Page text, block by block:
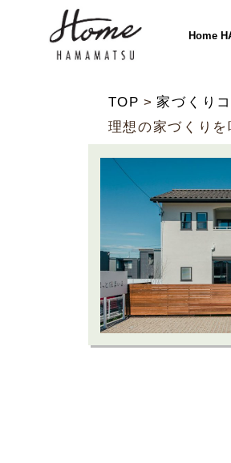
Home
TOP
家づくり
理想の家づくり